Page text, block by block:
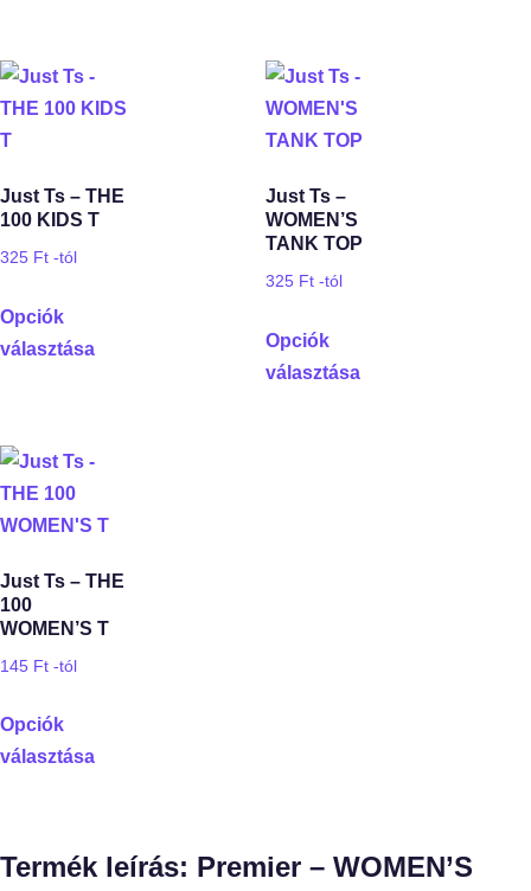
Just Ts – THE
100 KIDS T
325 Ft -tól
Opciók
választása
Just Ts –
WOMEN’S
TANK TOP
325 Ft -tól
Opciók
választása
Just Ts – THE
100
WOMEN’S T
145 Ft -tól
Opciók
választása
Termék leírás: Premier – WOMEN’S